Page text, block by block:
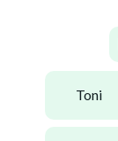
toni